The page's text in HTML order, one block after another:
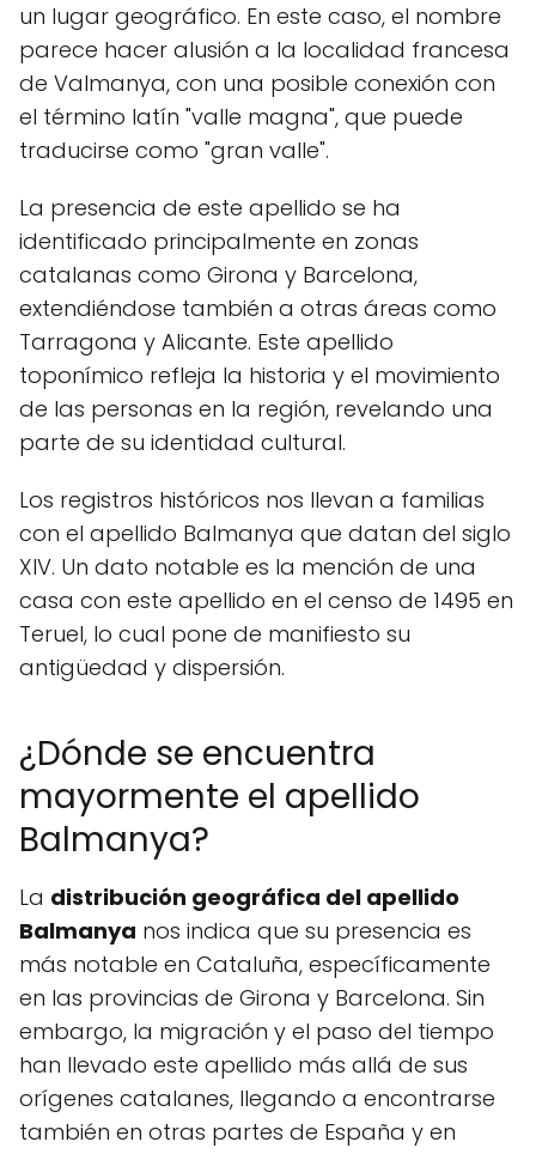
un lugar geográfico. En este caso, el nombre
parece hacer alusión a la localidad francesa
de Valmanya, con una posible conexión con
el término latín "valle magna", que puede
traducirse como "gran valle".
La presencia de este apellido se ha
identificado principalmente en zonas
catalanas como Girona y Barcelona,
extendiéndose también a otras áreas como
Tarragona y Alicante. Este apellido
toponímico refleja la historia y el movimiento
de las personas en la región, revelando una
parte de su identidad cultural.
Los registros históricos nos llevan a familias
con el apellido Balmanya que datan del siglo
XIV. Un dato notable es la mención de una
casa con este apellido en el censo de 1495 en
Teruel, lo cual pone de manifiesto su
antigüedad y dispersión.
¿Dónde se encuentra
mayormente el apellido
Balmanya?
La distribución geográfica del apellido
Balmanya nos indica que su presencia es
más notable en Cataluña, específicamente
en las provincias de Girona y Barcelona. Sin
embargo, la migración y el paso del tiempo
han llevado este apellido más allá de sus
orígenes catalanes, llegando a encontrarse
también en otras partes de España y en